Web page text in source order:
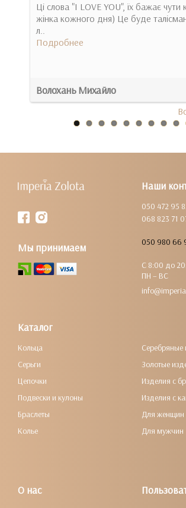
Ці слова "I LOVE YOU", їх бажає
жінка кожного дня) Це буде
л..
Подробнее
Волохань Михайло
Наши
050 472 95
068 823 71
050 980 66
С 8:00 до
ПН – ВС
Мы принимаем
Каталог
Кольца
Серьги
Цепочки
Подвески и кулоны
Браслеты
Колье
Серебряные
Золотые
Изделия с
Изделия с
Для женщин
Для мужчин
О нас